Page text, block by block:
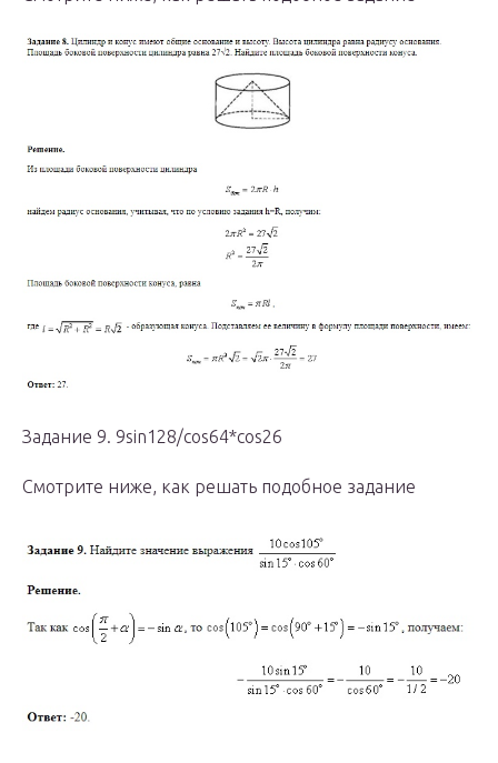
Задание 9. 9sin128/cos64*cos26
Смотрите ниже, как решать подобное задание